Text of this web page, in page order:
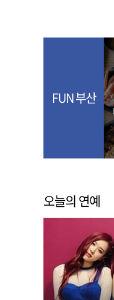
FUN 부산
오늘의 연예